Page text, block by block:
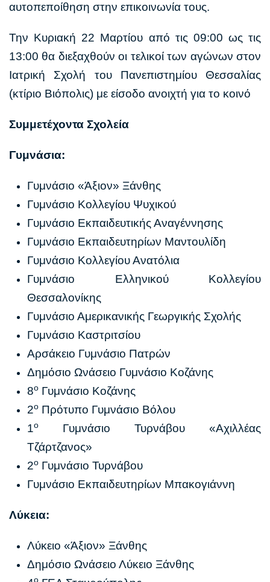
αυτοπεποίθηση στην επικοινωνία τους.
Την Κυριακή 22 Μαρτίου από τις 09:00 ως τις
13:00 θα διεξαχθούν οι τελικοί των αγώνων στον
Ιατρική Σχολή του Πανεπιστημίου Θεσσαλίας
(κτίριο Βιόπολις) με είσοδο ανοιχτή για το κοινό
Συμμετέχοντα Σχολεία
Γυμνάσια:
Γυμνάσιο «Άξιον» Ξάνθης
Γυμνάσιο Κολλεγίου Ψυχικού
Γυμνάσιο Εκπαιδευτικής Αναγέννησης
Γυμνάσιο Εκπαιδευτηρίων Μαντουλίδη
Γυμνάσιο Κολλεγίου Ανατόλια
Γυμνάσιο Ελληνικού Κολλεγίου
Θεσσαλονίκης
Γυμνάσιο Αμερικανικής Γεωργικής Σχολής
Γυμνάσιο Καστριτσίου
Αρσάκειο Γυμνάσιο Πατρών
Δημόσιο Ωνάσειο Γυμνάσιο Κοζάνης
8ο Γυμνάσιο Κοζάνης
2ο Πρότυπο Γυμνάσιο Βόλου
1ο
Γυμνάσιο Τυρνάβου «Αχιλλέας
Τζάρτζανος»
2ο Γυμνάσιο Τυρνάβου
Γυμνάσιο Εκπαιδευτηρίων Μπακογιάννη
Λύκεια:
Λύκειο «Άξιον» Ξάνθης
Δημόσιο Ωνάσειο Λύκειο Ξάνθης
ο